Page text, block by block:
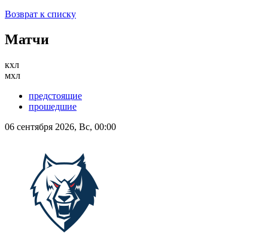
Возврат к списку
Матчи
кхл
мхл
предстоящие
прошедшие
06 сентября 2026, Вс, 00:00